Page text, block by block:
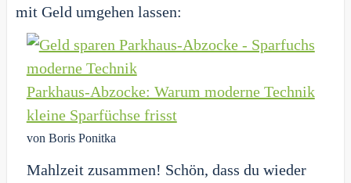
mit Geld umgehen lassen:
Parkhaus-Abzocke: Warum moderne Technik
kleine Sparfüchse frisst
von Boris Ponitka
Mahlzeit zusammen! Schön, dass du wieder